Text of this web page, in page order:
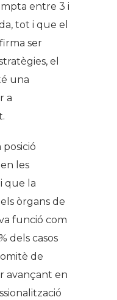
entre 3 i
tot i que el
ser
el
una
a
les
que la
òrgans de
funció com
dels casos
de
avançant en